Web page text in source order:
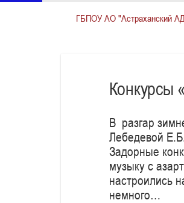
ГБПОУ АО "Астраханский
Конкурсы
В разгар
Лебедевой
Задорные
музыку с
настроились
немного…